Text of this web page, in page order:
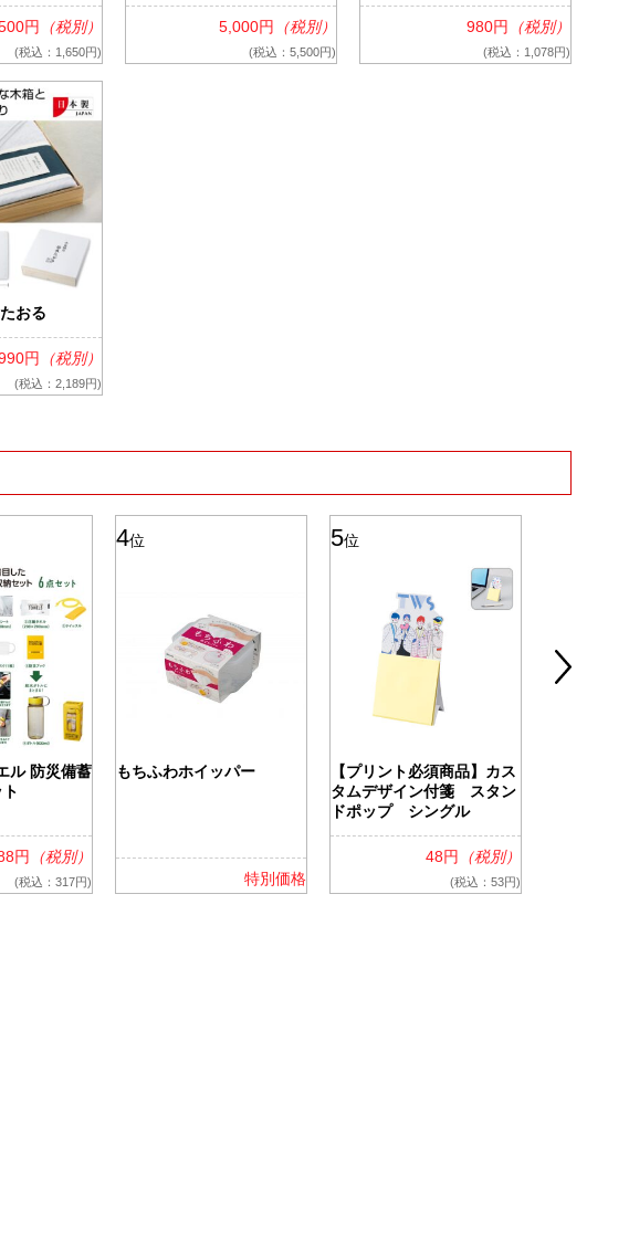
円 （税別）
(税込：1,650円)
5,000円 （税別）
(税込：5,500円)
980円 （税別）
(税込：1,078円)
おる
円 （税別）
(税込：2,189円)
ル 防災備蓄
円 （税別）
(税込：317円)
4位
もちふわホイッパー
特別価格
5位
【プリント必須商品】カス
タムデザイン付箋 スタン
ドポップ シングル
48円 （税別）
(税込：53円)